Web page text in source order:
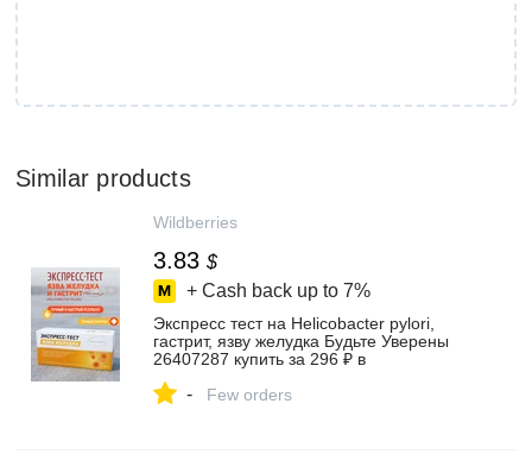
Similar products
Wildberries
3.83 $
+ Cash back up to 7%
Экспресс тест на Helicobacter pylori,
гастрит, язву желудка Будьте Уверены
26407287 купить за 296 ₽ в
- Few orders